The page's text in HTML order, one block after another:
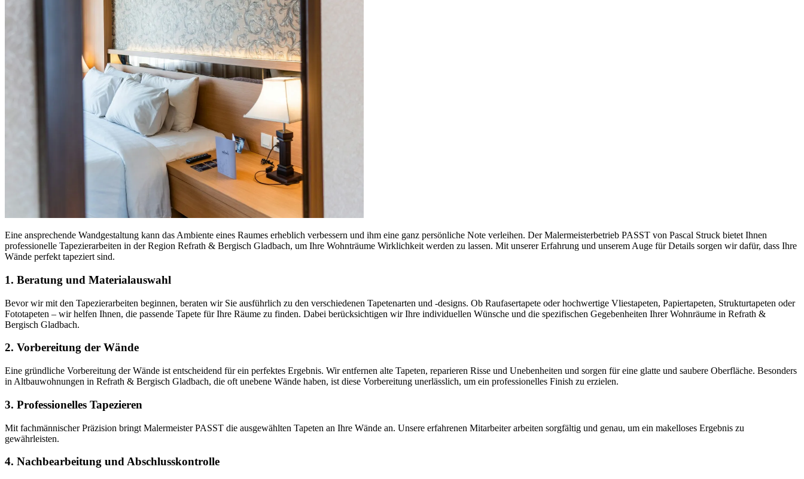
Eine ansprechende Wandgestaltung kann das Ambiente eines Raumes erheblich verbessern und ihm eine ganz persönliche Note verleihen. Der Malermeisterbetrieb PASST von Pascal Struck bietet Ihnen
professionelle Tapezierarbeiten in der Region Refrath & Bergisch Gladbach, um Ihre Wohnträume Wirklichkeit werden zu lassen. Mit unserer Erfahrung und unserem Auge für Details sorgen wir dafür, dass Ihre
Wände perfekt tapeziert sind.
1. Beratung und Materialauswahl
Bevor wir mit den Tapezierarbeiten beginnen, beraten wir Sie ausführlich zu den verschiedenen Tapetenarten und -designs. Ob Raufasertapete oder hochwertige Vliestapeten, Papiertapeten, Strukturtapeten oder
Fototapeten – wir helfen Ihnen, die passende Tapete für Ihre Räume zu finden. Dabei berücksichtigen wir Ihre individuellen Wünsche und die spezifischen Gegebenheiten Ihrer Wohnräume in Refrath &
Bergisch Gladbach.
2. Vorbereitung der Wände
Eine gründliche Vorbereitung der Wände ist entscheidend für ein perfektes Ergebnis. Wir entfernen alte Tapeten, reparieren Risse und Unebenheiten und sorgen für eine glatte und saubere Oberfläche. Besonders
in Altbauwohnungen in Refrath & Bergisch Gladbach, die oft unebene Wände haben, ist diese Vorbereitung unerlässlich, um ein professionelles Finish zu erzielen.
3. Professionelles Tapezieren
Mit fachmännischer Präzision bringt Malermeister PASST die ausgewählten Tapeten an Ihre Wände an. Unsere erfahrenen Mitarbeiter arbeiten sorgfältig und genau, um ein makelloses Ergebnis zu
gewährleisten.
4. Nachbearbeitung und Abschlusskontrolle